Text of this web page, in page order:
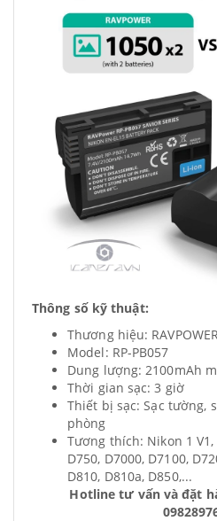
Thông số kỹ thuật:
Thương hiệu:
Model: RP-PB057
Dung lượng: 2100mAh
Thời gian sạc: 3 giờ
Thiết bị sạc: Sạc tường,
phòng
Tương thích: Nikon 1 V1,
D750, D7000, D7100,
D810, D810a, D850,...
Hotline tư vấn và đặt